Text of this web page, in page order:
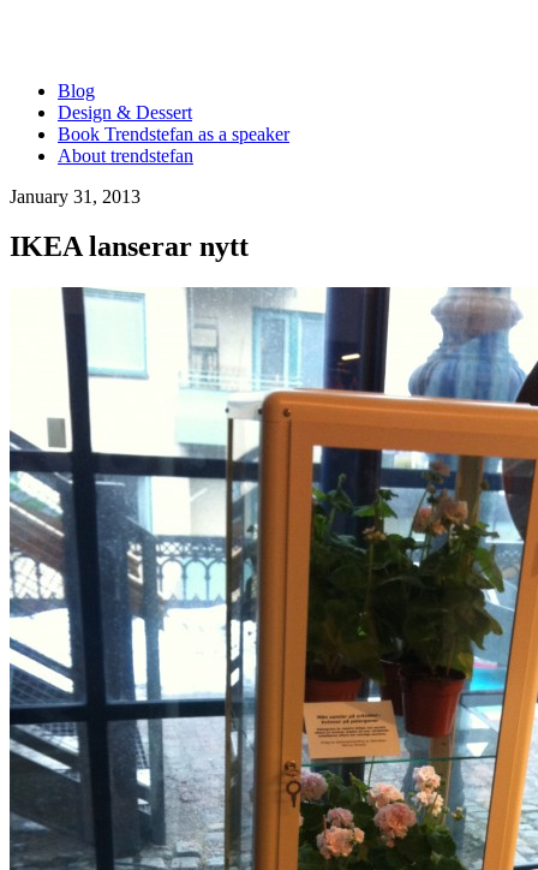
Blog
Design & Dessert
Book Trendstefan as a speaker
About trendstefan
January 31, 2013
IKEA lanserar nytt